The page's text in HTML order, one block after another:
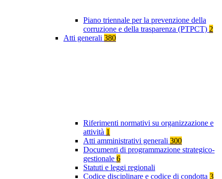
Piano triennale per la prevenzione della
corruzione e della trasparenza (PTPCT) 2
Atti generali 380
Riferimenti normativi su organizzazione e
attività 1
Atti amministrativi generali 300
Documenti di programmazione strategico-
gestionale 6
Statuti e leggi regionali
Codice disciplinare e codice di condotta 3